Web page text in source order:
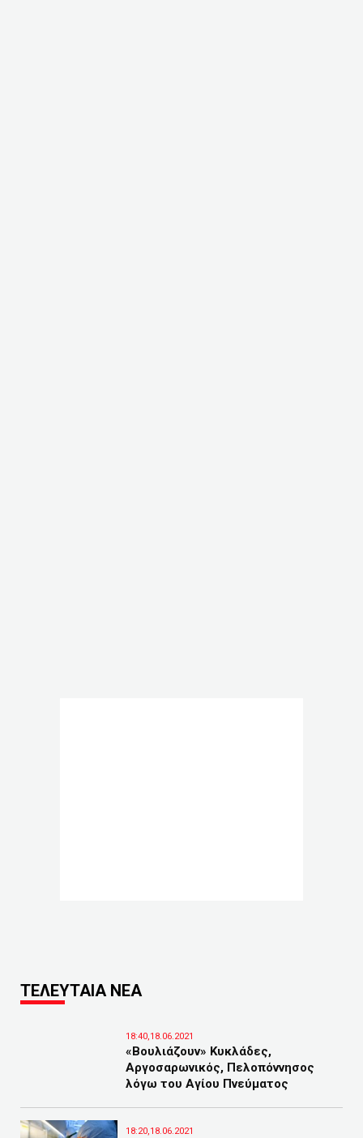
ΤΕΛΕΥΤΑΙΑ ΝΕΑ
18:40,18.06.2021
«Βουλιάζουν» Κυκλάδες,
Αργοσαρωνικός, Πελοπόννησος
λόγω του Αγίου Πνεύματος
18:20,18.06.2021